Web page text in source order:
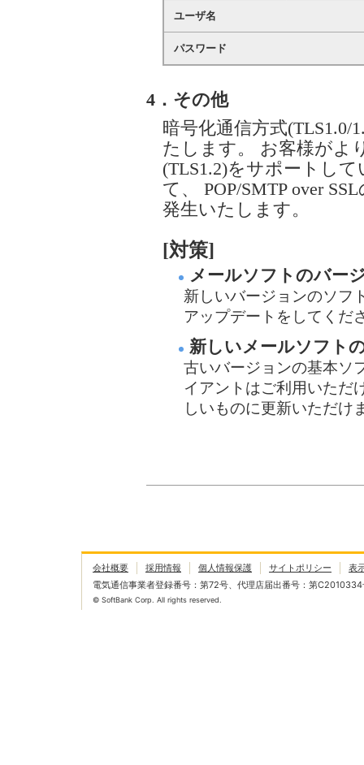
ユーザ名
パスワード
4．その他
暗号化通信方式
たします。 お客様がよ
(TLS1.2)をサポートし
て、 POP/SMTP over
発生いたします。
[対策]
メールソフトのバー
新しいバージョンのソフ
アップデートをしてくだ
新しいメールソフト
古いバージョンの基本ソ
イアントはご利用いただ
しいものに更新いただけ
会社概要 採用情報 個人情報保護 サイトポリシー
表
電気通信事業者登録番号：第72号、代理店届出番号：第C2010334
© SoftBank Corp. All rights reserved.